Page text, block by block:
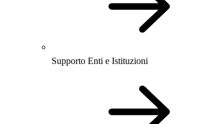
Supporto Enti e Istituzioni